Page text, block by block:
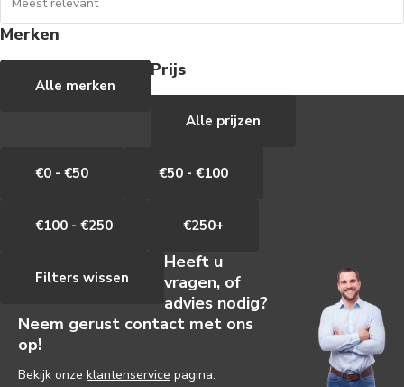
Merken
Alle merken
Prijs
Alle prijzen
€0 - €50 €50 - €100
€100 - €250 €250+
Filters wissen
Heeft u
vragen, of
advies nodig?
Neem gerust contact met ons
op!
Bekijk onze klantenservice pagina.